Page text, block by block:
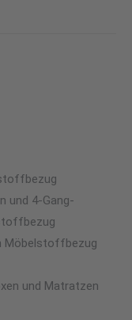
und 4-Gang-
Möbelstoffbezug
und Matratzen